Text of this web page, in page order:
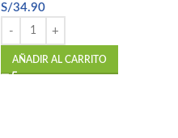
S/34.90
AÑADIR AL CARRITO